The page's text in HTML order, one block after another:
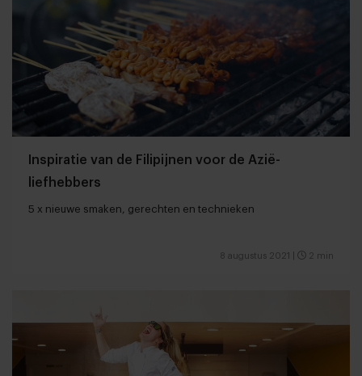
Inspiratie van de Filipijnen voor de Azië-
liefhebbers
5 x nieuwe smaken, gerechten en technieken
8 augustus 2021 2 min